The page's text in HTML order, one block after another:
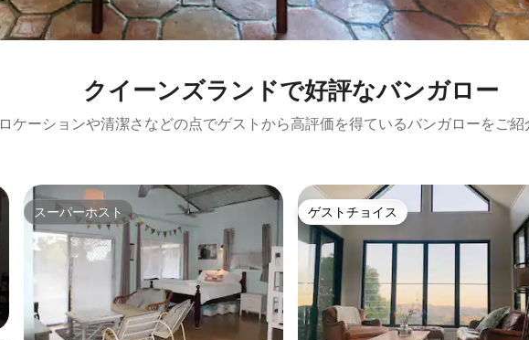
クイーンズランドで好評なバンガロー
ロケーションや清潔さなどの点でゲストから高評価を得ているバンガローをご紹
スーパーホスト
スーパーホスト ゲストチョイス
ゲストチョイス